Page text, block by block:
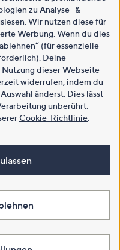
zu Analyse- &
Wir nutzen diese für
Werbung. Wenn du dies
(für essenzielle
Deine
dieser Webseite
widerrufen, indem du
änderst. Dies lässt
unberührt.
Cookie-Richtlinie